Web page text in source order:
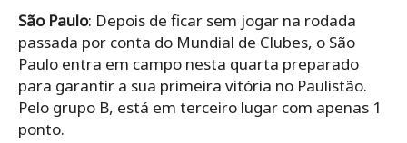
São Paulo: Depois de ficar sem jogar na rodada
passada por conta do Mundial de Clubes, o São
Paulo entra em campo nesta quarta preparado
para garantir a sua primeira vitória no Paulistão.
Pelo grupo B, está em terceiro lugar com apenas 1
ponto.